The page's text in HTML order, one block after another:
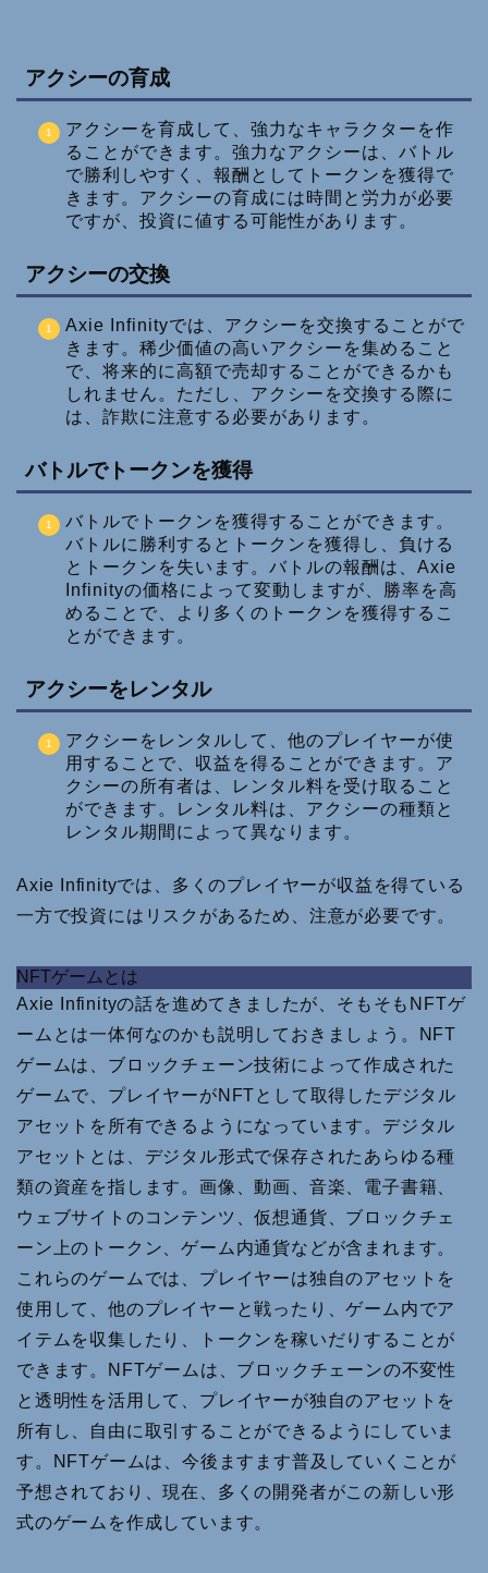
アクシーの育成
アクシーを育成して、強力なキャラクターを作
ることができます。強力なアクシーは、バトル
で勝利しやすく、報酬としてトークンを獲得で
きます。アクシーの育成には時間と労力が必要
ですが、投資に値する可能性があります。
アクシーの交換
Axie Infinityでは、アクシーを交換することがで
きます。稀少価値の高いアクシーを集めること
で、将来的に高額で売却することができるかも
しれません。ただし、アクシーを交換する際に
は、詐欺に注意する必要があります。
バトルでトークンを獲得
バトルでトークンを獲得することができます。
バトルに勝利するとトークンを獲得し、負ける
とトークンを失います。バトルの報酬は、Axie
Infinityの価格によって変動しますが、勝率を高
めることで、より多くのトークンを獲得するこ
とができます。
アクシーをレンタル
アクシーをレンタルして、他のプレイヤーが使
用することで、収益を得ることができます。ア
クシーの所有者は、レンタル料を受け取ること
ができます。レンタル料は、アクシーの種類と
レンタル期間によって異なります。
Axie Infinityでは、多くのプレイヤーが収益を得ている
一方で投資にはリスクがあるため、注意が必要です。
NFTゲームとは
Axie Infinityの話を進めてきましたが、そもそもNFTゲ
ームとは一体何なのかも説明しておきましょう。NFT
ゲームは、ブロックチェーン技術によって作成された
ゲームで、プレイヤーがNFTとして取得したデジタル
アセットを所有できるようになっています。デジタル
アセットとは、デジタル形式で保存されたあらゆる種
類の資産を指します。画像、動画、音楽、電子書籍、
ウェブサイトのコンテンツ、仮想通貨、ブロックチェ
ーン上のトークン、ゲーム内通貨などが含まれます。
これらのゲームでは、プレイヤーは独自のアセットを
使用して、他のプレイヤーと戦ったり、ゲーム内でア
イテムを収集したり、トークンを稼いだりすることが
できます。NFTゲームは、ブロックチェーンの不変性
と透明性を活用して、プレイヤーが独自のアセットを
所有し、自由に取引することができるようにしていま
す。NFTゲームは、今後ますます普及していくことが
予想されており、現在、多くの開発者がこの新しい形
式のゲームを作成しています。